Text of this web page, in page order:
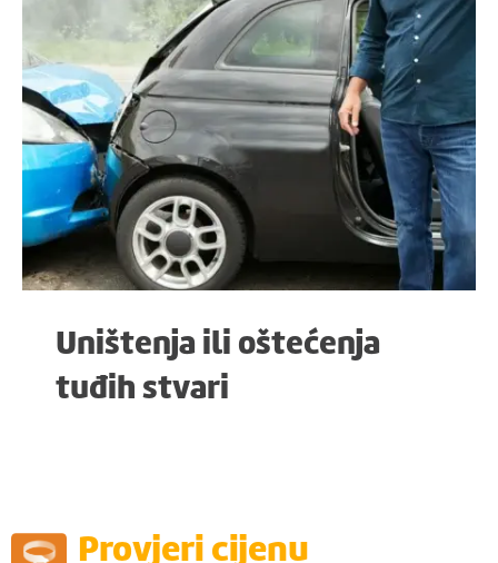
Uništenja ili oštećenja
tuđih stvari
Uništenja ili oštećenja
tuđih stvari
Provjeri cijenu